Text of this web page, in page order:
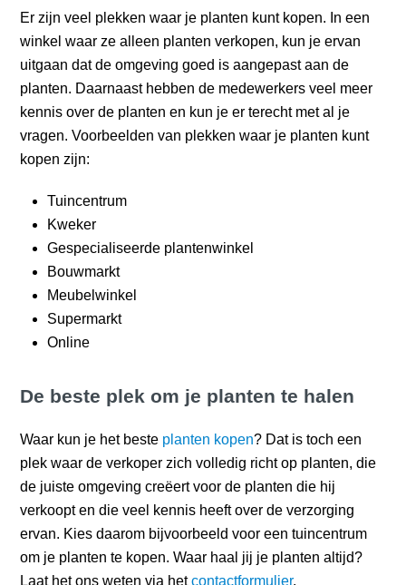
Er zijn veel plekken waar je planten kunt kopen. In een
winkel waar ze alleen planten verkopen, kun je ervan
uitgaan dat de omgeving goed is aangepast aan de
planten. Daarnaast hebben de medewerkers veel meer
kennis over de planten en kun je er terecht met al je
vragen. Voorbeelden van plekken waar je planten kunt
kopen zijn:
Tuincentrum
Kweker
Gespecialiseerde plantenwinkel
Bouwmarkt
Meubelwinkel
Supermarkt
Online
De beste plek om je planten te halen
Waar kun je het beste planten kopen? Dat is toch een
plek waar de verkoper zich volledig richt op planten, die
de juiste omgeving creëert voor de planten die hij
verkoopt en die veel kennis heeft over de verzorging
ervan. Kies daarom bijvoorbeeld voor een tuincentrum
om je planten te kopen. Waar haal jij je planten altijd?
Laat het ons weten via hetcontactformulier.